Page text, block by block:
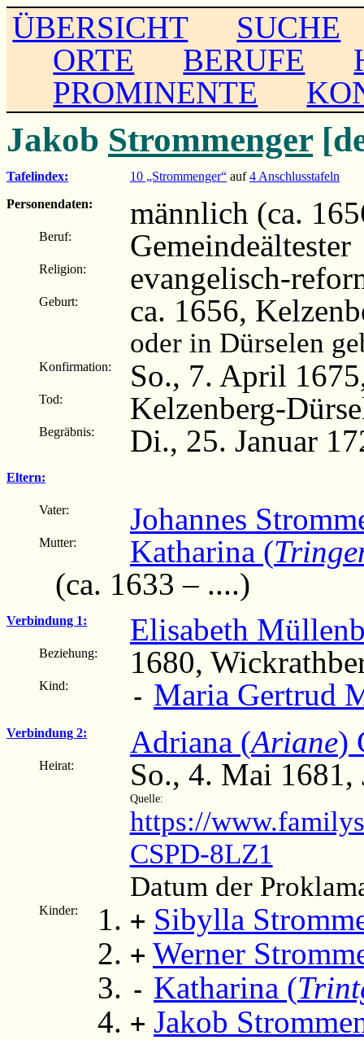
ÜBERSICHT
SUCHE
ORTE
BERUFE
PROMINENTE
Jakob Strommenger
Tafelindex: 10 „Strommenger“ auf4 Anschlusstafeln
Personendaten:
männlich (ca.
Beruf: Gemeindeältester
Religion: evangelisch-
Geburt: ca. 1656,
oder in Dürselen
Konfirmation: So., 7. April
Tod: Kelzenberg-
Begräbnis: Di., 25. Januar
Eltern:
Vater: Johannes
Mutter: Katharina (
(ca. 1633 – ....)
Verbindung 1: Elisabeth
Beziehung: 1680,
Kind: - Maria Gertrud
Verbindung 2: Adriana (Ariane)
Heirat: So., 4. Mai 1681,
Quelle:
https://
CSPD-8LZ1
Datum der
Kinder: + Sibylla
+ Werner
- Katharina (
+ Jakob